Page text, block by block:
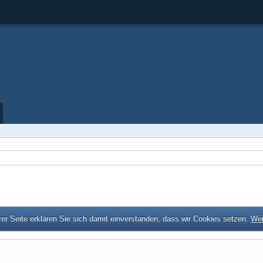
Seite erklären Sie sich damit einverstanden, dass wir Cookies setzen.